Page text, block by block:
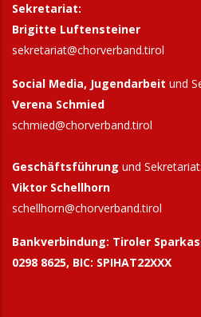
Sekretariat:
Brigitte Luftensteiner
sekretariat@chorverband.tirol
Social Media, Jugendarbeit und
Verena Schmied
schmied@chorverband.tirol
Geschäftsführung und Sekretariat:
Viktor Schellhorn
schellhorn@chorverband.tirol
Bankverbindung: Tiroler
0298 8625, BIC: SPIHAT22XXX